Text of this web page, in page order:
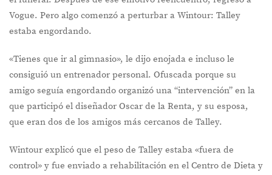
Vogue. Pero algo comenzó a perturbar a Wintour: Talley
estaba engordando.
«Tienes que ir al gimnasio», le dijo enojada e incluso le
consiguió un entrenador personal. Ofuscada porque su
amigo seguía engordando organizó una “intervención” en la
que participó el diseñador Oscar de la Renta, y su esposa,
que eran dos de los amigos más cercanos de Talley.
Wintour explicó que el peso de Talley estaba «fuera de
control» y fue enviado a rehabilitación en el Centro de Dieta y